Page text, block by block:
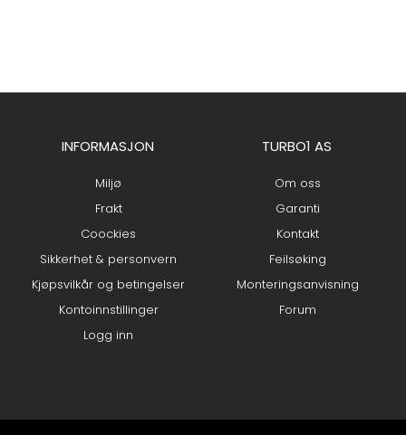
INFORMASJON
Miljø
Frakt
Coockies
Sikkerhet & personvern
Kjøpsvilkår og betingelser
Kontoinnstillinger
Logg inn
TURBO1 AS
Om oss
Garanti
Kontakt
Feilsøking
Monteringsanvisning
Forum